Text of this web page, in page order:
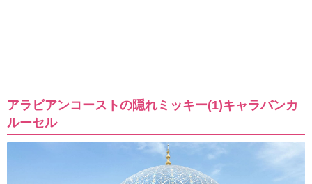
アラビアンコーストの隠れミッキー(1)キャラバンカ
ルーセル